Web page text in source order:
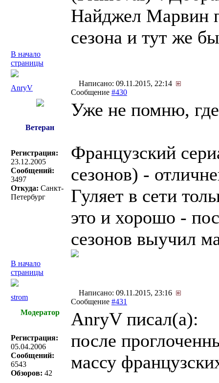
Найджел Марвин
сезона и тут же
В начало
страницы
AnryV
Написано: 09.11.2015, 22:14
Сообщение #430
Ветеран
Регистрация:
23.12.2005
Сообщений:
3497
Откуда: Санкт-
Петербург
Уже не помню, где
Французский
сезонов) -
Гуляет в сети
это и хорошо -
сезонов выучил
В начало
страницы
strom
Написано: 09.11.2015, 23:16
Сообщение #431
Модератор
Регистрация:
05.04.2006
Сообщений:
6543
Обзоров: 42
AnryV писал(a):
после
массу